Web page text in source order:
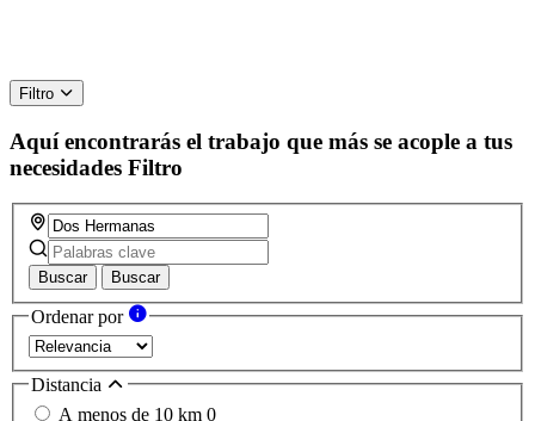
Filtro
Aquí encontrarás el trabajo que más se acople a tus
necesidades Filtro
Buscar Buscar
Ordenar por
Distancia
A menos de 10 km 0